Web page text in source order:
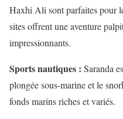
Haxhi Ali sont parfaites pour
sites offrent une aventure
impressionnants.
Sports nautiques : Saranda
plongée sous-marine et le
fonds marins riches et variés.